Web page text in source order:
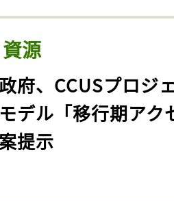
源
府、CCUSプロジ
デル「移行期アク
提示